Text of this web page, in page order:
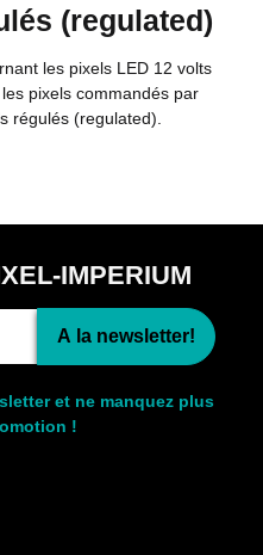
(regulated)
les pixels LED 12 volts
pixels commandés par
régulés (regulated).
IMPERIUM
A la newsletter!
et ne manquez plus
!